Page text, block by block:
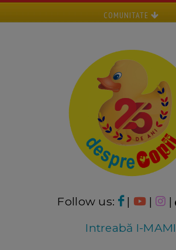
COMUNITATE
Follow us: | | |
Intreabă I-MAMI